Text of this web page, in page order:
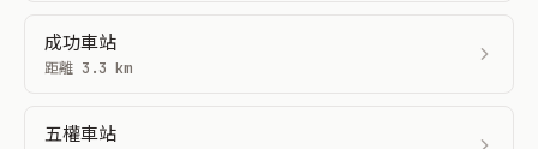
成功車站
距離 3.3 km
五權車站